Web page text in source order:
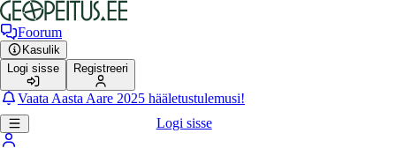
Foorum
Kasulik
Logi sisse
Registreeri
Vaata Aasta Aare 2025 hääletustulemusi!
Logi sisse